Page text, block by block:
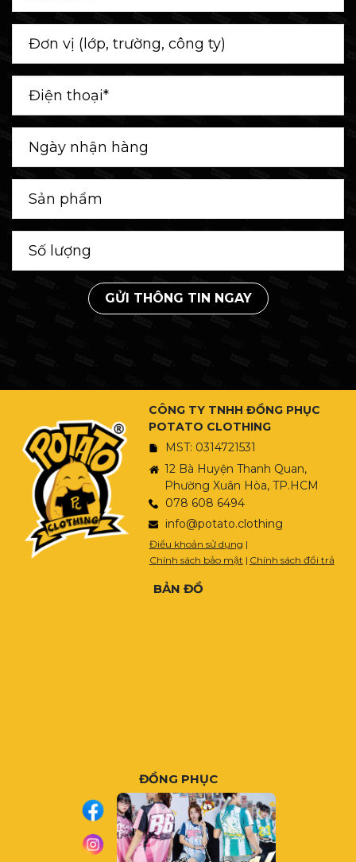
GỬI THÔNG TIN NGAY
CÔNG TY TNHH ĐỒNG PHỤC
POTATO CLOTHING
MST: 0314721531
12 Bà Huyện Thanh Quan,
Phường Xuân Hòa, TP.HCM
078 608 6494
info@potato.clothing
Điều khoản sử dụng |
Chính sách bảo mật | Chính sách đổi trả
BẢN ĐỒ
ĐỒNG PHỤC